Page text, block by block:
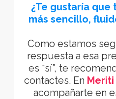
¿Te gustaría que
más sencillo,
Como estamos
respuesta a esa
es “sí”, te
contactes. En Meriti
acompañarte en